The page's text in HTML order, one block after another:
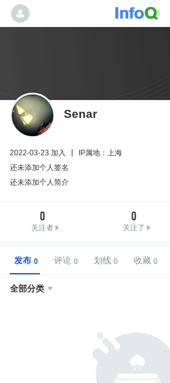
Senar
2022-03-23 加入
IP属地：上海
还未添加个人签名
还未添加个人简介
0
关注者
0
关注了
发布 评论 划线 收藏
全部分类 